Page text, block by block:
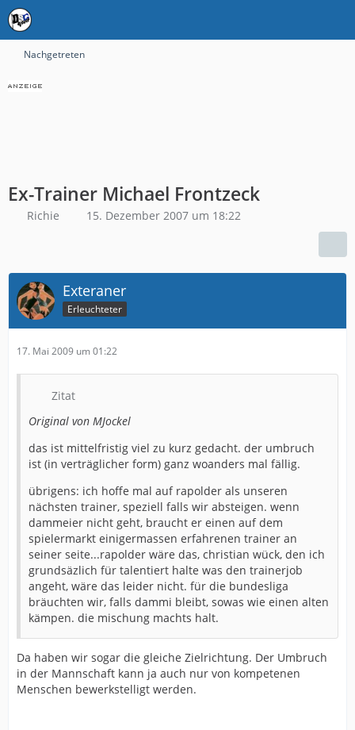
Nachgetreten
Ex-Trainer Michael Frontzeck
Richie 15. Dezember 2007 um 18:22
Exteraner
Erleuchteter
17. Mai 2009 um 01:22
Zitat
Original von MJockel
das ist mittelfristig viel zu kurz gedacht. der umbruch
ist (in verträglicher form) ganz woanders mal fällig.
übrigens: ich hoffe mal auf rapolder als unseren
nächsten trainer, speziell falls wir absteigen. wenn
dammeier nicht geht, braucht er einen auf dem
spielermarkt einigermassen erfahrenen trainer an
seiner seite...rapolder wäre das, christian wück, den ich
grundsäzlich für talentiert halte was den trainerjob
angeht, wäre das leider nicht. für die bundesliga
bräuchten wir, falls dammi bleibt, sowas wie einen alten
kämpen. die mischung machts halt.
Da haben wir sogar die gleiche Zielrichtung. Der Umbruch
in der Mannschaft kann ja auch nur von kompetenen
Menschen bewerkstelligt werden.